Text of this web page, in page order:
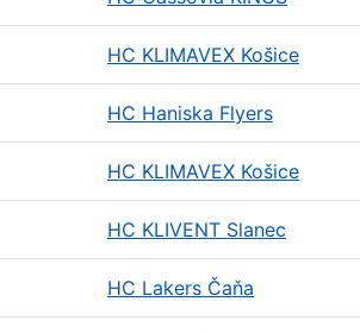
HC KLIMAVEX Košice
HC Haniska Flyers
HC KLIMAVEX Košice
HC KLIVENT Slanec
HC Lakers Čaňa